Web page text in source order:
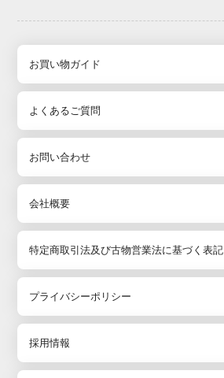
お買い物ガイド
よくあるご質問
お問い合わせ
会社概要
特定商取引法及び古物営業法に基づく表記
プライバシーポリシー
採用情報